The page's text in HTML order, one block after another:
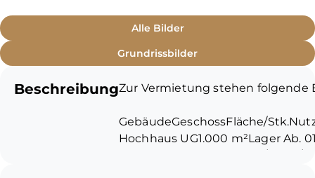
Alle Bilder
Grundrissbilder
BeschreibungZur Vermietung stehen folgende
GebäudeGeschossFläche/
Hochhaus UG1.000 m²Lager Ab.